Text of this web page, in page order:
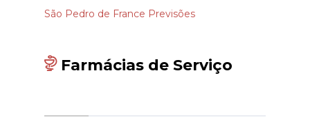
São Pedro de France Previsões
Farmácias de Serviço